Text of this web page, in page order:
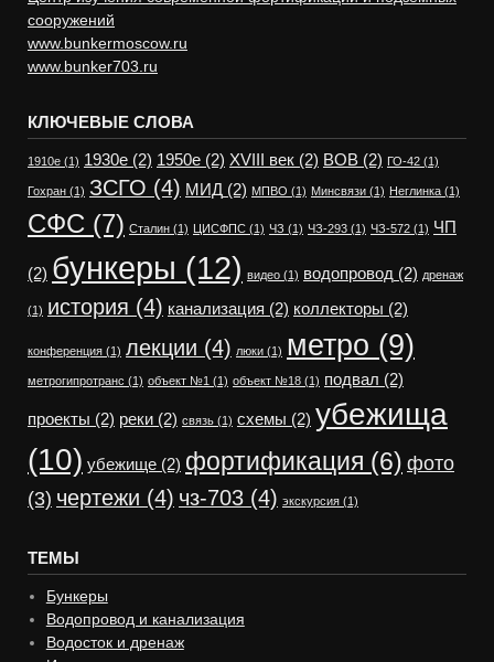
сооружений
www.bunkermoscow.ru
www.bunker703.ru
КЛЮЧЕВЫЕ СЛОВА
1910е (1) 1930е (2) 1950е (2) XVIII век (2) ВОВ (2) ГО-42 (1)
Гохран (1) ЗСГО (4) МИД (2) МПВО (1) Минсвязи (1) Неглинка (1)
СФС (7) Сталин (1) ЦИСФПС (1) ЧЗ (1) ЧЗ-293 (1) ЧЗ-572 (1) ЧП
(2) бункеры (12) видео (1) водопровод (2) дренаж
(1) история (4) канализация (2) коллекторы (2)
конференция (1) лекции (4) люки (1) метро (9)
метрогипротранс (1) объект №1 (1) объект №18 (1) подвал (2)
проекты (2) реки (2) связь (1) схемы (2) убежища
(10) убежище (2) фортификация (6) фото
(3) чертежи (4) чз-703 (4) экскурсия (1)
ТЕМЫ
Бункеры
Водопровод и канализация
Водосток и дренаж